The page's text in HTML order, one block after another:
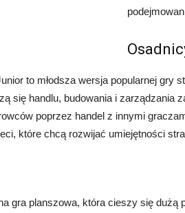
to młodsza wersja popularnej gry
się handlu, budowania i zarządzania
poprzez handel z innymi
które chcą rozwijać umiejętności
gra planszowa, która cieszy się dużą